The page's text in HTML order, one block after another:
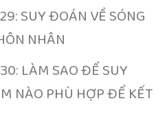
SUY ĐOÁN VỀ SÓNG
NHÂN
LÀM SAO ĐỂ SUY
NÀO PHÙ HỢP ĐỂ KẾT